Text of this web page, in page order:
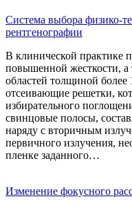
Система выбора физико-
рентгенографии
В клинической практике
повышенной жесткости, а
областей толщиной
отсеивающие решетки,
избирательного
свинцовые полосы,
наряду с вторичным
первичного излучения,
пленке заданного…
Изменение фокусного